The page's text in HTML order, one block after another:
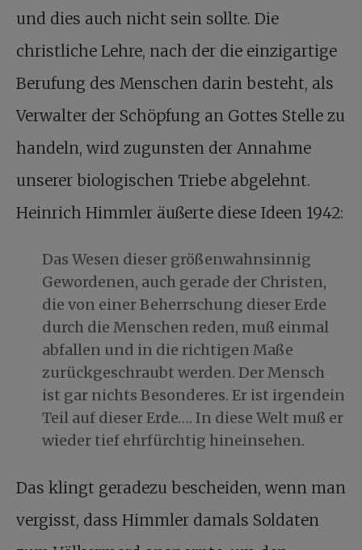
und dies auch nicht sein sollte. Die
christliche Lehre, nach der die einzigartige
Berufung des Menschen darin besteht, als
Verwalter der Schöpfung an Gottes Stelle zu
handeln, wird zugunsten der Annahme
unserer biologischen Triebe abgelehnt.
Heinrich Himmler äußerte diese Ideen 1942:
Das Wesen dieser größenwahnsinnig
Gewordenen, auch gerade der Christen,
die von einer Beherrschung dieser Erde
durch die Menschen reden, muß einmal
abfallen und in die richtigen Maße
zurückgeschraubt werden. Der Mensch
ist gar nichts Besonderes. Er ist irgendein
Teil auf dieser Erde…. In diese Welt muß er
wieder tief ehrfürchtig hineinsehen.
Das klingt geradezu bescheiden, wenn man
vergisst, dass Himmler damals Soldaten